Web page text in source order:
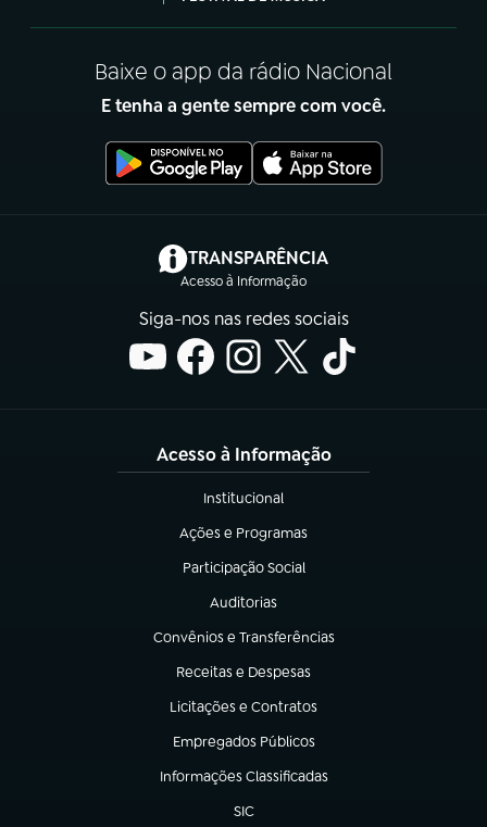
Baixe o app da rádio Nacional
E tenha a gente sempre com você.
TRANSPARÊNCIA
Acesso à Informação
(abre em nova aba)
Siga-nos nas redes sociais
Acesso à Informação
Institucional
(abre em nova aba)
Ações e Programas
(abre em nova aba)
Participação Social
(abre em nova aba)
Auditorias
(abre em nova aba)
Convênios e Transferências
(abre em nova aba)
Receitas e Despesas
(abre em nova aba)
Licitações e Contratos
(abre em nova aba)
Empregados Públicos
(abre em nova aba)
Informações Classificadas
(abre em nova aba)
SIC
(abre em nova aba)